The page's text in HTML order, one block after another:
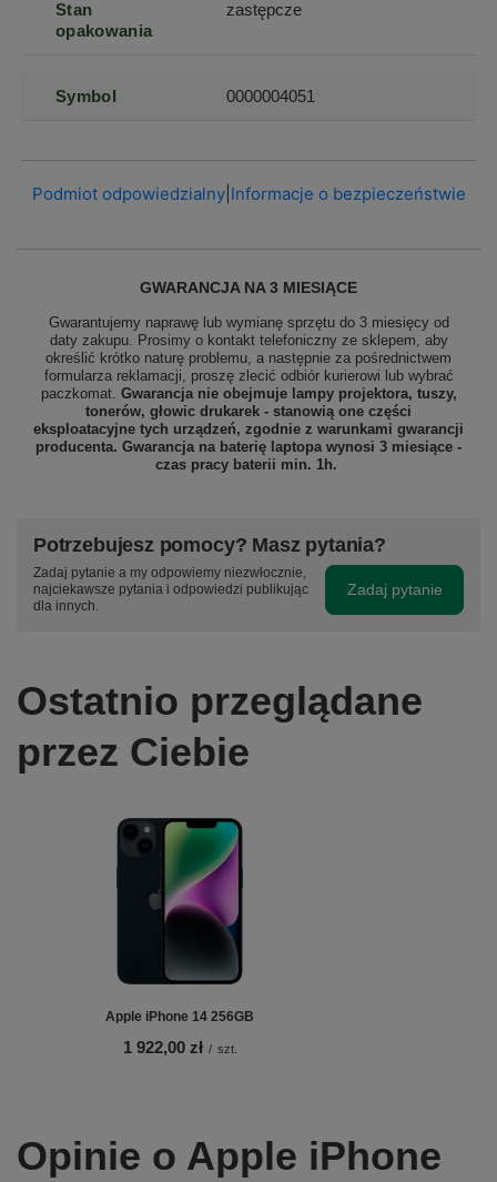
Stan
opakowania
zastępcze
Symbol 0000004051
Podmiot odpowiedzialny| Informacje o bezpieczeństwie
GWARANCJA NA 3 MIESIĄCE
Gwarantujemy naprawę lub wymianę sprzętu do 3 miesięcy od
daty zakupu. Prosimy o kontakt telefoniczny ze sklepem, aby
określić krótko naturę problemu, a następnie za pośrednictwem
formularza reklamacji, proszę zlecić odbiór kurierowi lub wybrać
paczkomat. Gwarancja nie obejmuje lampy projektora, tuszy,
tonerów, głowic drukarek - stanowią one części
eksploatacyjne tych urządzeń, zgodnie z warunkami gwarancji
producenta. Gwarancja na baterię laptopa wynosi 3 miesiące -
czas pracy baterii min. 1h.
Potrzebujesz pomocy? Masz pytania?
Zadaj pytanie a my odpowiemy niezwłocznie,
najciekawsze pytania i odpowiedzi publikując
dla innych.
Zadaj pytanie
Ostatnio przeglądane
przez Ciebie
Apple iPhone 14 256GB
1 922,00 zł / szt.
Opinie o Apple iPhone